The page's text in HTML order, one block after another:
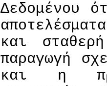
Δεδομένου
και
παραγωγή
και η